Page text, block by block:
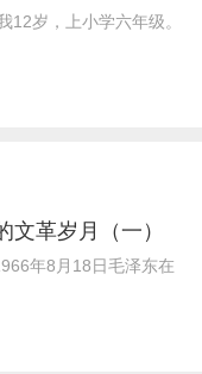
12岁，上小学六年级。
革岁月（一）
年8月18日毛泽东在